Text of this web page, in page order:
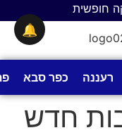
חופשית
רעננה כפר סבא
חדש
🔔